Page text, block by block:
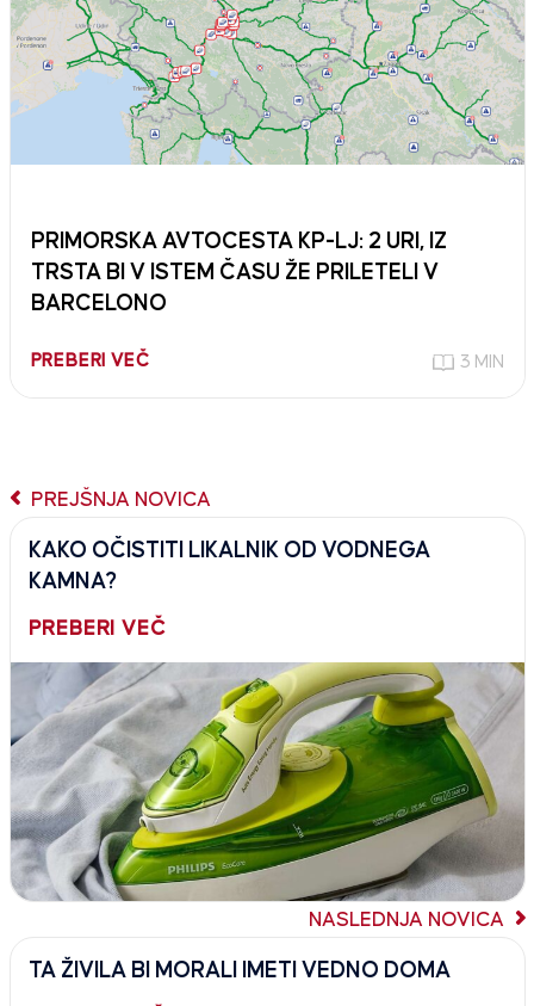
PRIMORSKA AVTOCESTA KP-LJ: 2 URI, IZ
TRSTA BI V ISTEM ČASU ŽE PRILETELI V
BARCELONO
PREBERI VEČ 3 MIN
PREJŠNJA NOVICA
KAKO OČISTITI LIKALNIK OD VODNEGA
KAMNA?
PREBERI VEČ
NASLEDNJA NOVICA
TA ŽIVILA BI MORALI IMETI VEDNO DOMA